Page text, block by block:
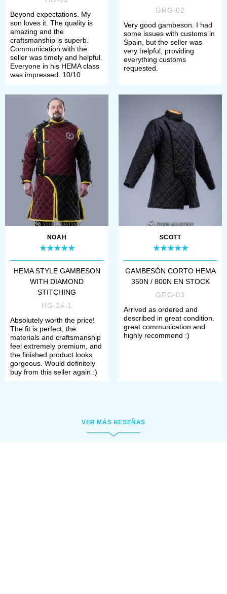
Beyond expectations. My
son loves it. The quality is
amazing and the
craftsmanship is superb.
Communication with the
seller was timely and helpful.
Everyone in his HEMA class
was impressed. 10/10
GRG-02
Very good gambeson. I had
some issues with customs in
Spain, but the seller was
very helpful, providing
everything customs
requested.
NOAH
HEMA STYLE GAMBESON
WITH DIAMOND
STITCHING
HG-24-1
Absolutely worth the price!
The fit is perfect, the
materials and craftsmanship
feel extremely premium, and
the finished product looks
gorgeous. Would definitely
buy from this seller again :)
SCOTT
GAMBESÓN CORTO HEMA
350N / 800N EN STOCK
GRG-03
Arrived as ordered and
described in great condition.
great communication and
highly recommend :)
VER MÁS RESEÑAS